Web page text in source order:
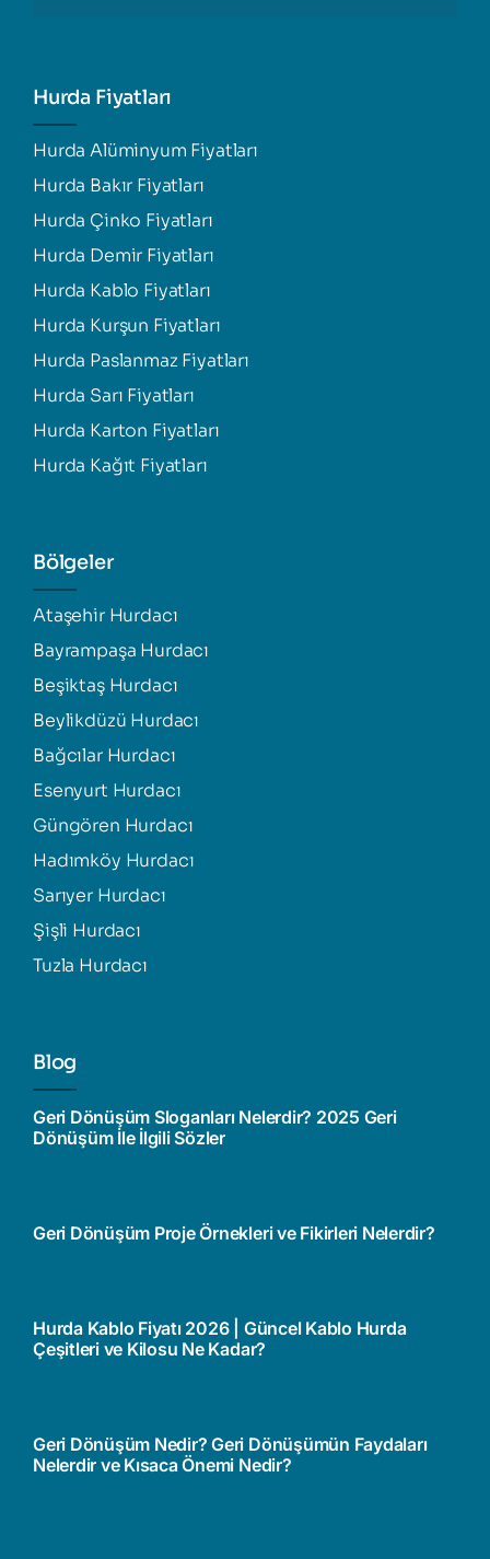
Hurda Fiyatları
Hurda Alüminyum Fiyatları
Hurda Bakır Fiyatları
Hurda Çinko Fiyatları
Hurda Demir Fiyatları
Hurda Kablo Fiyatları
Hurda Kurşun Fiyatları
Hurda Paslanmaz Fiyatları
Hurda Sarı Fiyatları
Hurda Karton Fiyatları
Hurda Kağıt Fiyatları
Bölgeler
Ataşehir Hurdacı
Bayrampaşa Hurdacı
Beşiktaş Hurdacı
Beylikdüzü Hurdacı
Bağcılar Hurdacı
Esenyurt Hurdacı
Güngören Hurdacı
Hadımköy Hurdacı
Sarıyer Hurdacı
Şişli Hurdacı
Tuzla Hurdacı
Blog
Geri Dönüşüm Sloganları Nelerdir? 2025 Geri
Dönüşüm İle İlgili Sözler
Geri Dönüşüm Proje Örnekleri ve Fikirleri Nelerdir?
Hurda Kablo Fiyatı 2026 | Güncel Kablo Hurda
Çeşitleri ve Kilosu Ne Kadar?
Geri Dönüşüm Nedir? Geri Dönüşümün Faydaları
Nelerdir ve Kısaca Önemi Nedir?